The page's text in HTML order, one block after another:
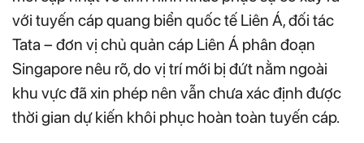
với tuyến cáp quang biển quốc tế Liên Á, đối tác
Tata – đơn vị chủ quản cáp Liên Á phân đoạn
Singapore nêu rõ, do vị trí mới bị đứt nằm ngoài
khu vực đã xin phép nên vẫn chưa xác định được
thời gian dự kiến khôi phục hoàn toàn tuyến cáp.